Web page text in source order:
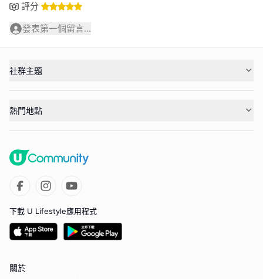
評分
發表第一個留言...
社群主題
熱門地點
下載 U Lifestyle應用程式
關於